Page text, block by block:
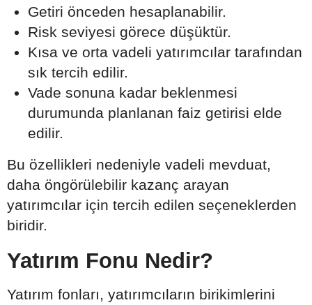
Getiri önceden hesaplanabilir.
Risk seviyesi görece düşüktür.
Kısa ve orta vadeli yatırımcılar tarafından
sık tercih edilir.
Vade sonuna kadar beklenmesi
durumunda planlanan faiz getirisi elde
edilir.
Bu özellikleri nedeniyle vadeli mevduat,
daha öngörülebilir kazanç arayan
yatırımcılar için tercih edilen seçeneklerden
biridir.
Yatırım Fonu Nedir?
Yatırım fonları, yatırımcıların birikimlerini